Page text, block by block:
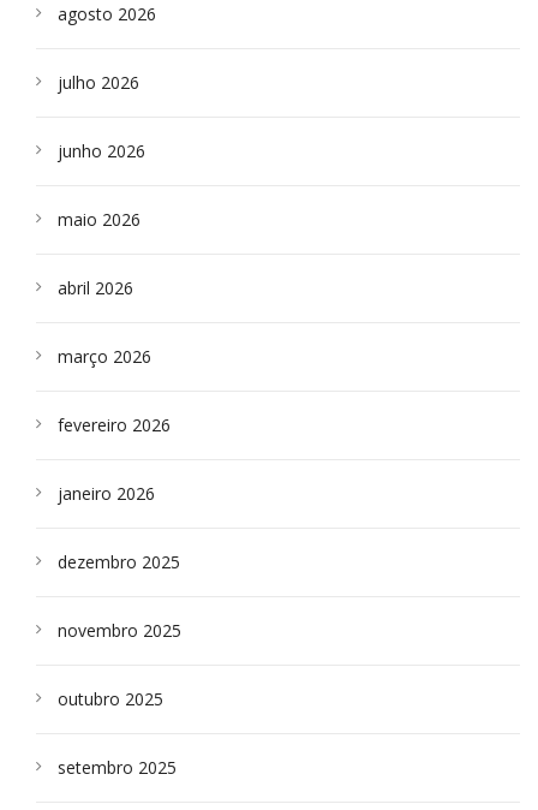
agosto 2026
julho 2026
junho 2026
maio 2026
abril 2026
março 2026
fevereiro 2026
janeiro 2026
dezembro 2025
novembro 2025
outubro 2025
setembro 2025